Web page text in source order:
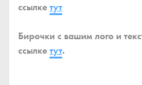
ссылкетут
Бирочки с вашим лого и
ссылкетут.